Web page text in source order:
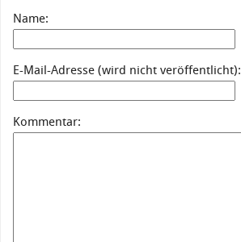
Name:
E-Mail-Adresse (wird nicht veröffentlicht):
Kommentar: